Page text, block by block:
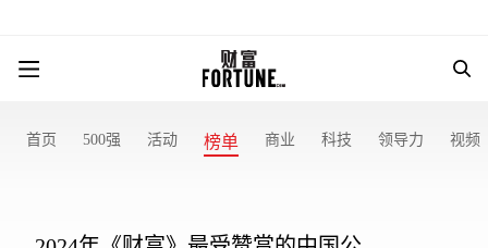
首页 500强 活动 榜单 商业 科技 领导力 视频